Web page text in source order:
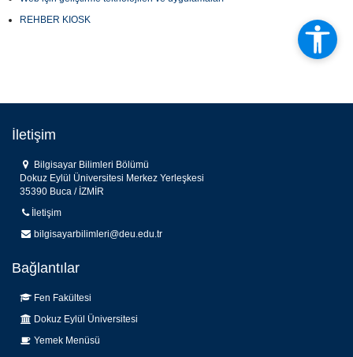
REHBER KIOSK
İletişim
Bilgisayar Bilimleri Bölümü
Dokuz Eylül Üniversitesi Merkez Yerleşkesi
35390 Buca / İZMİR
İletişim
bilgisayarbilimleri@deu.edu.tr
Bağlantılar
Fen Fakültesi
Dokuz Eylül Üniversitesi
Yemek Menüsü